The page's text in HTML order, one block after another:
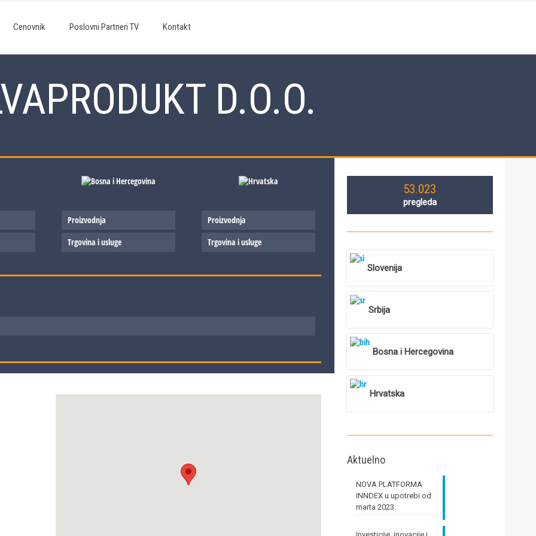
Cenovnik Poslovni Partneri TV Kontakt
D.O.O.
Proizvodnja
Trgovina i usluge
Proizvodnja
Trgovina i usluge
53.023
pregleda
Slovenija
Srbija
Bosna i Hercegovina
Hrvatska
Aktuelno
NOVA PLATFORMA
INNDEX u upotrebi od
marta 2023.